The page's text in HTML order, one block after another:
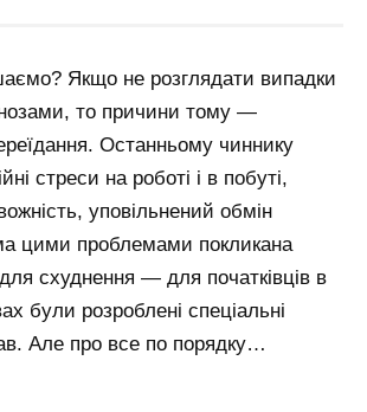
Якщо не розглядати випадки
то причини тому —
Останньому чиннику
стреси на роботі і в побуті,
уповільнений обмін
цими проблемами покликана
схуднення — для початківців в
були розроблені спеціальні
Але про все по порядку…